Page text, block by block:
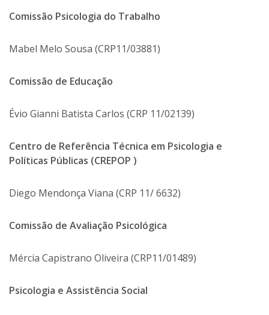
Comissão Psicologia do Trabalho
Mabel Melo Sousa (CRP11/03881)
Comissão de Educação
Évio Gianni Batista Carlos (CRP 11/02139)
Centro de Referência Técnica em Psicologia e
Políticas Públicas (CREPOP )
Diego Mendonça Viana (CRP 11/ 6632)
Comissão de Avaliação Psicológica
Mércia Capistrano Oliveira (CRP11/01489)
Psicologia e Assistência Social